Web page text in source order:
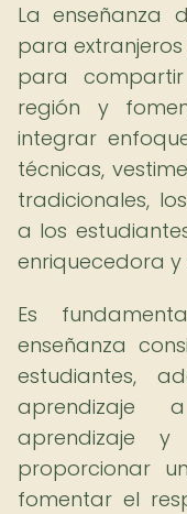
La enseñanza
para
para
región y
integrar
técnicas,
tradicionales,
a los
enriquecedora y
Es
enseñanza
estudiantes,
aprendizaje
aprendizaje
proporcionar
fomentar el